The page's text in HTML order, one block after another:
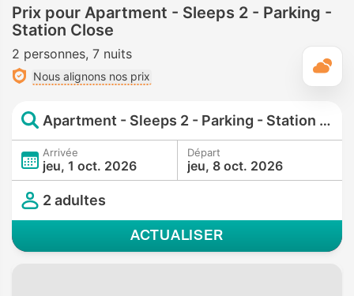
Prix pour Apartment - Sleeps 2 - Parking -
Station Close
2 personnes 7 nuits
Nous alignons nos prix
Apartment - Sleeps 2 - Parking - Station Close
Arrivée
jeu, 1 oct. 2026
Départ
jeu, 8 oct. 2026
2 adultes
ACTUALISER